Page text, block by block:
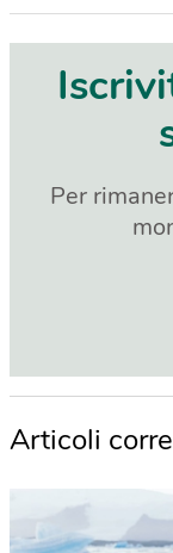
Per
Articoli